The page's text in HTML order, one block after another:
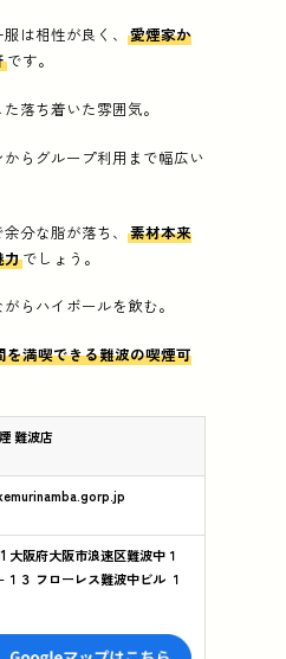
は相性が良く、愛煙家か
です。
落ち着いた雰囲気。
らグループ利用まで幅広い
分な脂が落ち、素材本来
力でしょう。
らハイボールを飲む。
満喫できる難波の喫煙可
難波店
大阪府大阪市浪速区難波中１
３ フローレス難波中ビル １